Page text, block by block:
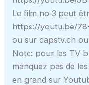
Le film no 3 peut
https://youtu.be/
ou sur capstv.ch
Note: pour les TV
manquez pas de
en grand sur